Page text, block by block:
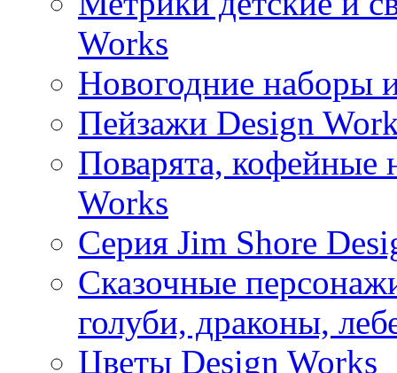
Works
Новогодние наборы
Пейзажи Design
Поварята, кофейные
Works
Серия Jim Shore
Сказочные
голуби, драконы,
Цветы Design Works